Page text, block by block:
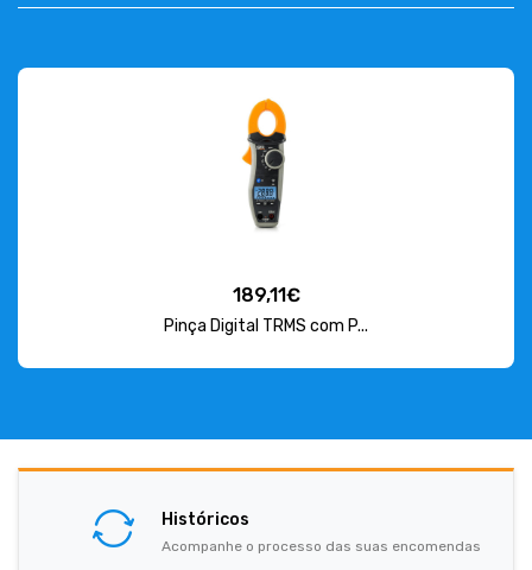
189,11€
Pinça Digital TRMS com P...
Históricos
Acompanhe o processo das suas encomendas